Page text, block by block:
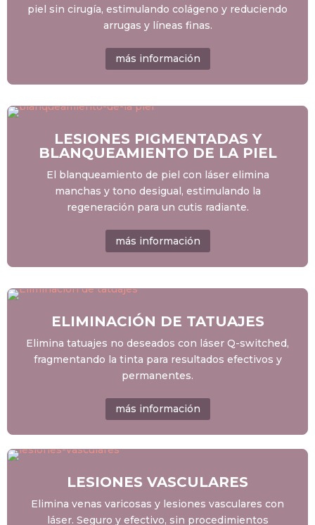
piel sin cirugía, estimulando colágeno y reduciendo
arrugas y líneas finas.
más información
LESIONES PIGMENTADAS Y
BLANQUEAMIENTO DE LA PIEL
El blanqueamiento de piel con láser elimina
manchas y tono desigual, estimulando la
regeneración para un cutis radiante.
más información
ELIMINACIÓN DE TATUAJES
Elimina tatuajes no deseados con láser Q-switched,
fragmentando la tinta para resultados efectivos y
permanentes.
más información
LESIONES VASCULARES
Elimina venas varicosas y lesiones vasculares con
láser. Seguro y efectivo, sin procedimientos